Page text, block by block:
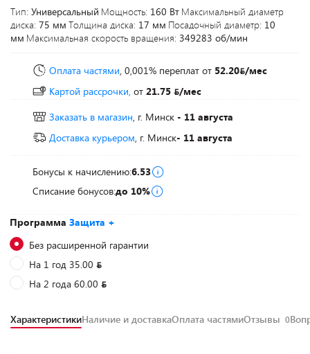
Программа Защита +
Без расширенной гарантии
На 1 год 35.00
На 2 года 60.00
Тип: Универсальный Мощность: 160 Вт Максимальный диаметр
диска: 75 мм Толщина диска: 17 мм Посадочный диаметр: 10
мм Максимальная скорость вращения: 349283 об/мин
Оплата частями, 0,001% переплат от 52.20 /мес
Картой рассрочки, от 21.75
/мес
Заказать в магазин, г. Минск - 11 августа
Доставка курьером, г. Минск- 11 августа
Бонусы к начислению:6.53
Списание бонусов:до 10%
ХарактеристикиНаличие и доставкаОплата частямиОтзывы 0